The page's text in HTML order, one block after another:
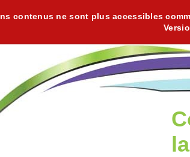
contenus ne sont plus accessibles